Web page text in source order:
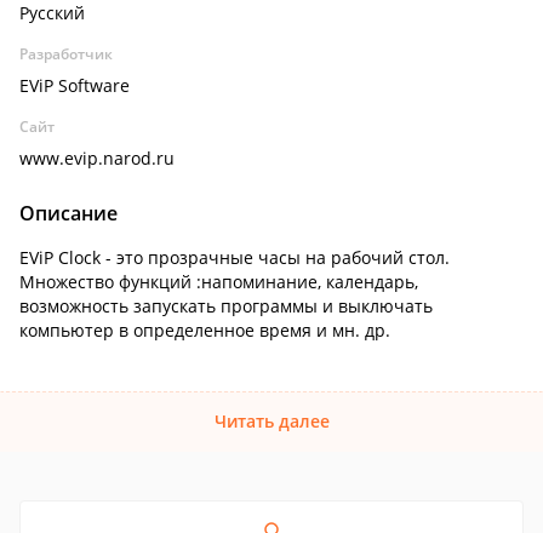
Русский
Разработчик
EViP Software
Сайт
www.evip.narod.ru
Описание
EViP Clock - это прозрачные часы на рабочий стол.
Множество функций :напоминание, календарь,
возможность запускать программы и выключать
компьютер в определенное время и мн. др.
Читать далее